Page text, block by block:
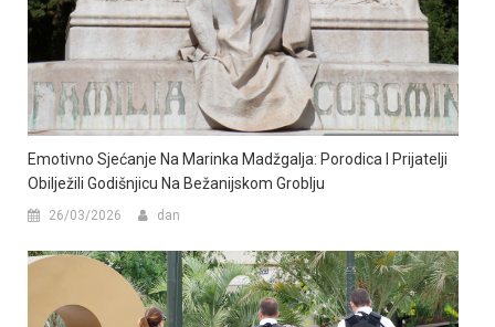
Emotivno Sjećanje Na Marinka Madžgalja: Porodica I Prijatelji
Obilježili Godišnjicu Na Bežanijskom Groblju
26/03/2026 dan